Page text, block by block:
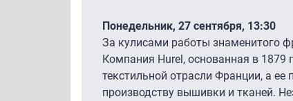
Понедельник, 27 сентября, 13:30
За кулисами работы знаменитого
Компания Hurel, основанная в 1879
текстильной отрасли Франции, а
производству вышивки и тканей.